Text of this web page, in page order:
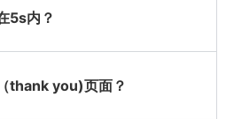
5s内？
thank you)页面？